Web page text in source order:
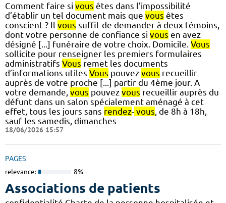
Comment faire si vous êtes dans l’impossibilité
d’établir un tel document mais que vous êtes
conscient ? Il vous suffit de demander à deux témoins,
dont votre personne de confiance si vous en avez
désigné [...] funéraire de votre choix. Domicile. Vous
sollicite pour renseigner les premiers formulaires
administratifs Vous remet les documents
d’informations utiles Vous pouvez vous recueillir
auprès de votre proche [...] partir du 4ème jour. A
votre demande, vous pouvez vous recueillir auprès du
défunt dans un salon spécialement aménagé à cet
effet, tous les jours sans rendez- vous , de 8h à 18h,
sauf les samedis, dimanches
18/06/2026 15:57
PAGES
relevance: 8%
Associations de patients